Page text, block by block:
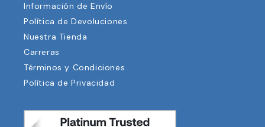
Información de Envío
Política de Devoluciones
Nuestra Tienda
Carreras
Términos y Condiciones
Política de Privacidad